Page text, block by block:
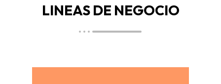
LINEAS DE NEGOCIO